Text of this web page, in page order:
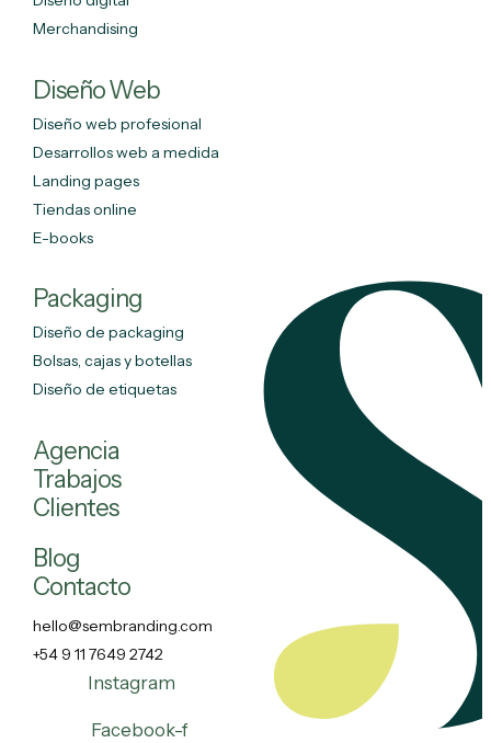
Merchandising
Diseño Web
Diseño web profesional
Desarrollos web a medida
Landing pages
Tiendas online
E-books
Packaging
Diseño de packaging
Bolsas, cajas y botellas
Diseño de etiquetas
Agencia
Trabajos
Clientes
Blog
Contacto
hello@sembranding.com
+54 9 11 7649 2742
Instagram
Facebook-f